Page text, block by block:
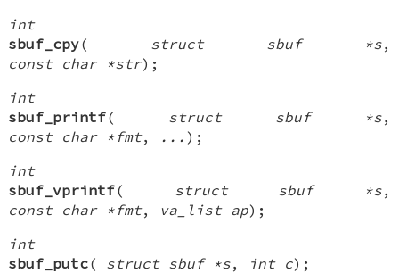
int
sbuf_cpy( struct sbuf *s,
const char *str);
int
sbuf_printf( struct sbuf *s,
const char *fmt, ... );
int
sbuf_vprintf( struct sbuf *s,
const char *fmt, va_list ap);
int
sbuf_putc( struct sbuf *s, int c);